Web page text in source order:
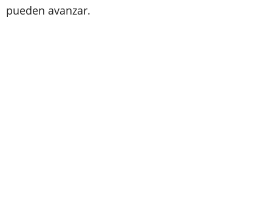
pueden avanzar.